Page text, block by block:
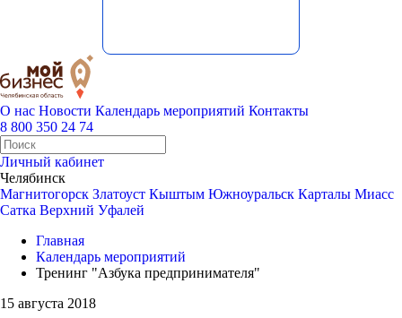
О нас Новости Календарь мероприятий Контакты
8 800 350 24 74
Личный кабинет
Челябинск
Магнитогорск Златоуст Кыштым Южноуральск Карталы Миасс
Сатка Верхний Уфалей
Главная
Календарь мероприятий
Тренинг "Азбука предпринимателя"
15 августа 2018